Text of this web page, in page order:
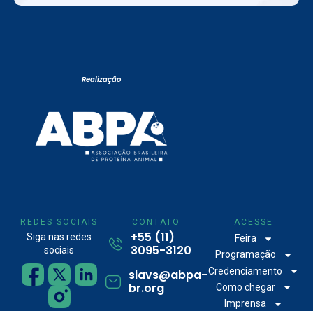
Realização
REDES SOCIAIS
Siga nas redes
sociais
CONTATO
+55 (11)
3095-3120
siavs@abpa-
br.org
ACESSE
Feira
Programação
Credenciamento
Como chegar
Imprensa